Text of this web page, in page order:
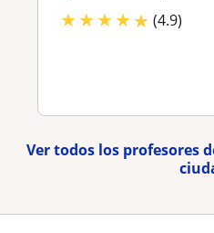
★★★★★ (4.9)
Ver todos los profesores